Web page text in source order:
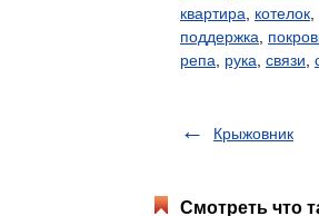
квартира
котелок
поддержка
репа
рука связи
Крыжовник
Смотреть что